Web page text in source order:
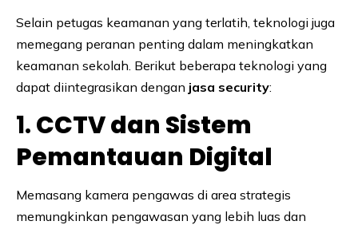
Selain petugas keamanan yang terlatih, teknologi juga
memegang peranan penting dalam meningkatkan
keamanan sekolah. Berikut beberapa teknologi yang
dapat diintegrasikan dengan jasa security:
1.CCTV dan Sistem
Pemantauan Digital
Memasang kamera pengawas di area strategis
memungkinkan pengawasan yang lebih luas dan